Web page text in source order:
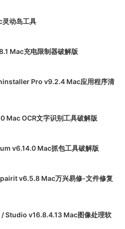
动岛工具
Mac充电限制器破解版
Pro v9.2.4 Mac应用程序清
Mac OCR文字识别工具破解版
v6.14.0 Mac抓包工具破解版
v6.5.8 Mac万兴易修-文件修复
Studio v16.8.4.13 Mac图像处理软